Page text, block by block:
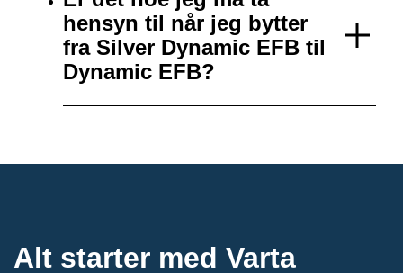
hensyn til når jeg bytter
fra Silver Dynamic EFB til
Dynamic EFB?
Alt starter med Varta